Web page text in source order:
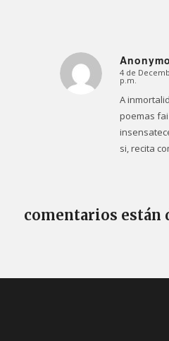
Dice:
4 de
p.m.
A
poemas
si, recita
comentarios están